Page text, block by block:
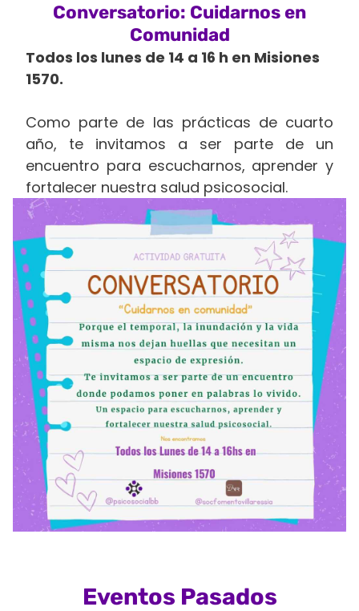
Conversatorio: Cuidarnos en
Comunidad
Todos los lunes de 14 a 16 h en Misiones
1570.
Como parte de las prácticas de cuarto
año, te invitamos a ser parte de un
encuentro para escucharnos, aprender y
fortalecer nuestra salud psicosocial.
Eventos Pasados